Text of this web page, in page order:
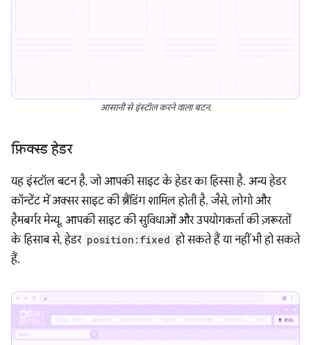
आसानी से इंस्टॉल करने वाला बटन.
फ़िक्स्ड हेडर
यह इंस्टॉल बटन है, जो आपकी साइट के हेडर का हिस्सा है. अन्य हेडर
कॉन्टेंट में अक्सर साइट की ब्रैंडिंग शामिल होती है. जैसे, लोगो और
हैमबर्गर मेन्यू. आपकी साइट की सुविधाओं और उपयोगकर्ता की ज़रूरतों
के हिसाब से, हेडर position:fixed हो सकते हैं या नहीं भी हो सकते
हैं.